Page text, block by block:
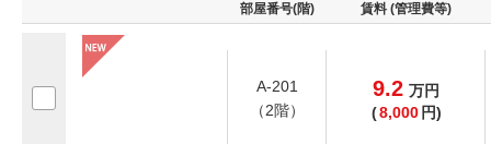
部屋番号(階) 賃料 (管理費等)
A-201
（2階）
9.2 万円
(8,000 円)